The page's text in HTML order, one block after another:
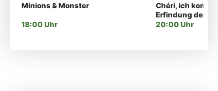
Minions & Monster
18:00 Uhr
Chéri, ich
Erfindung der
20:00 Uhr